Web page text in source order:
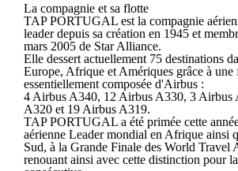
La compagnie et sa flotte
TAP PORTUGAL est la compagnie
leader depuis sa création en 1945 et
mars 2005 de Star Alliance.
Elle dessert actuellement 75 destinations
Europe, Afrique et Amériques grâce à une
essentiellement composée d'Airbus :
4 Airbus A340, 12 Airbus A330, 3 Airbus
A320 et 19 Airbus A319.
TAP PORTUGAL a été primée cette
aérienne Leader mondial en Afrique ainsi
Sud, à la Grande Finale des World Travel
renouant ainsi avec cette distinction pour